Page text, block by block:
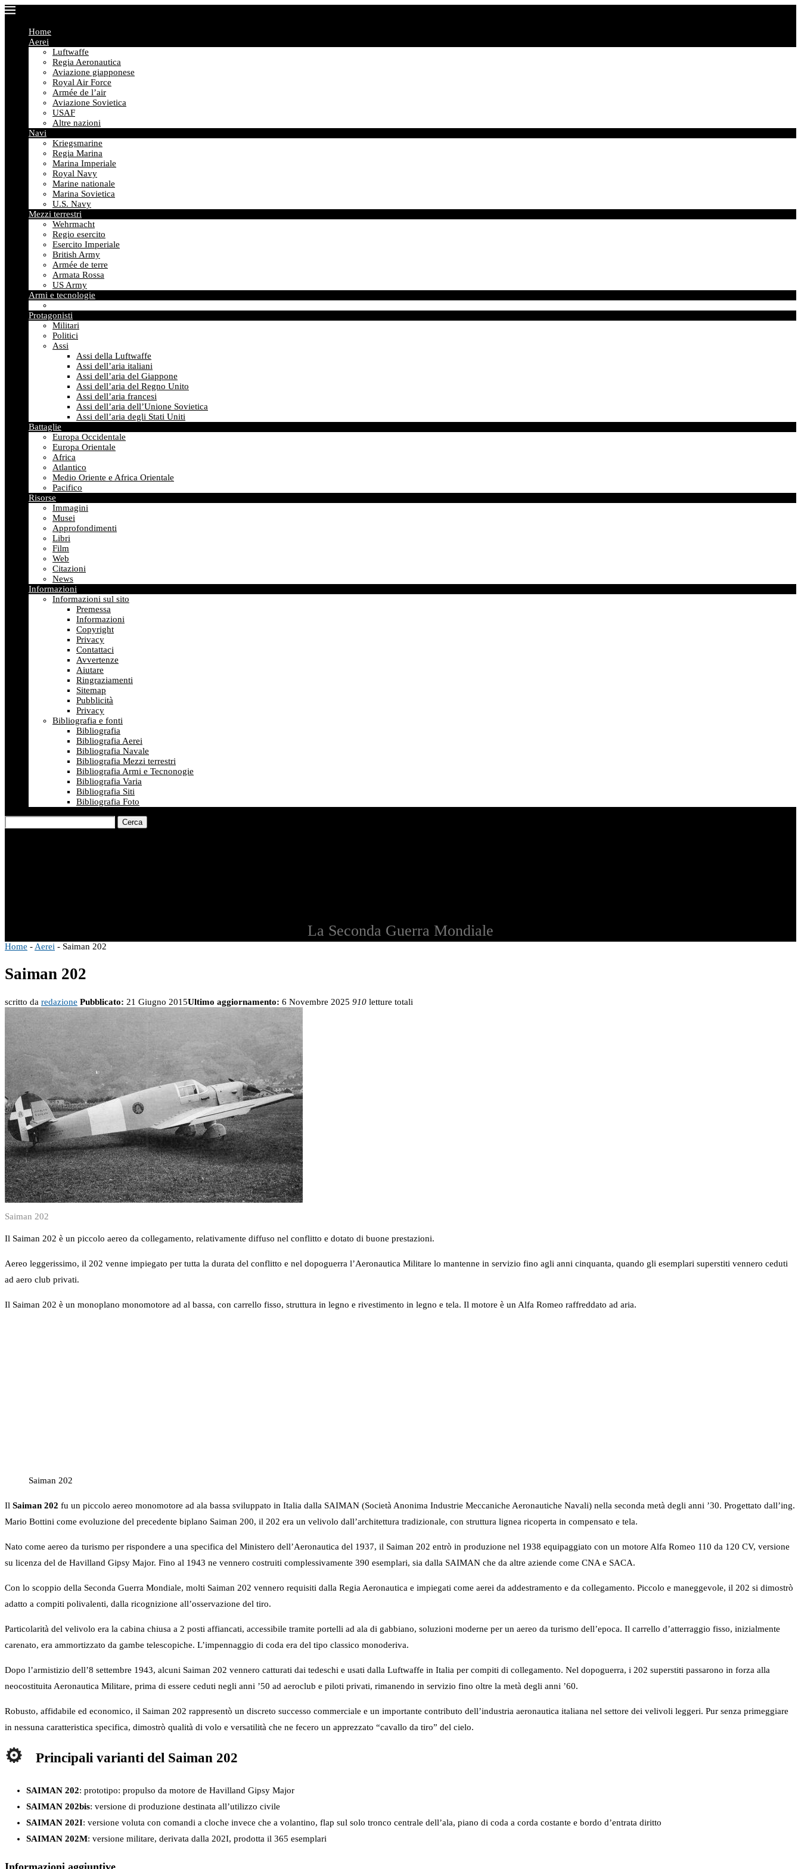
Home
Aerei
Luftwaffe
Regia Aeronautica
Aviazione giapponese
Royal Air Force
Armée de l’air
Aviazione Sovietica
USAF
Altre nazioni
Navi
Kriegsmarine
Regia Marina
Marina Imperiale
Royal Navy
Marine nationale
Marina Sovietica
U.S. Navy
Mezzi terrestri
Wehrmacht
Regio esercito
Esercito Imperiale
British Army
Armée de terre
Armata Rossa
US Army
Armi e tecnologie
Protagonisti
Militari
Politici
Assi
Assi della Luftwaffe
Assi dell’aria italiani
Assi dell’aria del Giappone
Assi dell’aria del Regno Unito
Assi dell’aria francesi
Assi dell’aria dell’Unione Sovietica
Assi dell’aria degli Stati Uniti
Battaglie
Europa Occidentale
Europa Orientale
Africa
Atlantico
Medio Oriente e Africa Orientale
Pacifico
Risorse
Immagini
Musei
Approfondimenti
Libri
Film
Web
Citazioni
News
Informazioni
Informazioni sul sito
Premessa
Informazioni
Copyright
Privacy
Contattaci
Avvertenze
Aiutare
Ringraziamenti
Sitemap
Pubblicità
Privacy
Bibliografia e fonti
Bibliografia
Bibliografia Aerei
Bibliografia Navale
Bibliografia Mezzi terrestri
Bibliografia Armi e Tecnonogie
Bibliografia Varia
Bibliografia Siti
Bibliografia Foto
Cerca
La Seconda Guerra Mondiale
Home - Aerei - Saiman 202
Saiman 202
scritto da redazione Pubblicato: 21 Giugno 2015Ultimo aggiornamento: 6 Novembre 2025 910 letture totali
Saiman 202
Il Saiman 202 è un piccolo aereo da collegamento, relativamente diffuso nel conflitto e dotato di buone prestazioni.
Aereo leggerissimo, il 202 venne impiegato per tutta la durata del conflitto e nel dopoguerra l’Aeronautica Militare lo mantenne in servizio fino agli anni cinquanta, quando gli esemplari superstiti vennero ceduti
ad aero club privati.
Il Saiman 202 è un monoplano monomotore ad al bassa, con carrello fisso, struttura in legno e rivestimento in legno e tela. Il motore è un Alfa Romeo raffreddato ad aria.
Saiman 202
Il Saiman 202 fu un piccolo aereo monomotore ad ala bassa sviluppato in Italia dalla SAIMAN (Società Anonima Industrie Meccaniche Aeronautiche Navali) nella seconda metà degli anni ’30. Progettato dall’ing.
Mario Bottini come evoluzione del precedente biplano Saiman 200, il 202 era un velivolo dall’architettura tradizionale, con struttura lignea ricoperta in compensato e tela.
Nato come aereo da turismo per rispondere a una specifica del Ministero dell’Aeronautica del 1937, il Saiman 202 entrò in produzione nel 1938 equipaggiato con un motore Alfa Romeo 110 da 120 CV, versione
su licenza del de Havilland Gipsy Major. Fino al 1943 ne vennero costruiti complessivamente 390 esemplari, sia dalla SAIMAN che da altre aziende come CNA e SACA.
Con lo scoppio della Seconda Guerra Mondiale, molti Saiman 202 vennero requisiti dalla Regia Aeronautica e impiegati come aerei da addestramento e da collegamento. Piccolo e maneggevole, il 202 si dimostrò
adatto a compiti polivalenti, dalla ricognizione all’osservazione del tiro.
Particolarità del velivolo era la cabina chiusa a 2 posti affiancati, accessibile tramite portelli ad ala di gabbiano, soluzioni moderne per un aereo da turismo dell’epoca. Il carrello d’atterraggio fisso, inizialmente
carenato, era ammortizzato da gambe telescopiche. L’impennaggio di coda era del tipo classico monoderiva.
Dopo l’armistizio dell’8 settembre 1943, alcuni Saiman 202 vennero catturati dai tedeschi e usati dalla Luftwaffe in Italia per compiti di collegamento. Nel dopoguerra, i 202 superstiti passarono in forza alla
neocostituita Aeronautica Militare, prima di essere ceduti negli anni ’50 ad aeroclub e piloti privati, rimanendo in servizio fino oltre la metà degli anni ’60.
Robusto, affidabile ed economico, il Saiman 202 rappresentò un discreto successo commerciale e un importante contributo dell’industria aeronautica italiana nel settore dei velivoli leggeri. Pur senza primeggiare
in nessuna caratteristica specifica, dimostrò qualità di volo e versatilità che ne fecero un apprezzato “cavallo da tiro” del cielo.
Principali varianti del Saiman 202
SAIMAN 202: prototipo: propulso da motore de Havilland Gipsy Major
SAIMAN 202bis: versione di produzione destinata all’utilizzo civile
SAIMAN 202I: versione voluta con comandi a cloche invece che a volantino, flap sul solo tronco centrale dell’ala, piano di coda a corda costante e bordo d’entrata diritto
SAIMAN 202M: versione militare, derivata dalla 202I, prodotta il 365 esemplari
Informazioni aggiuntive